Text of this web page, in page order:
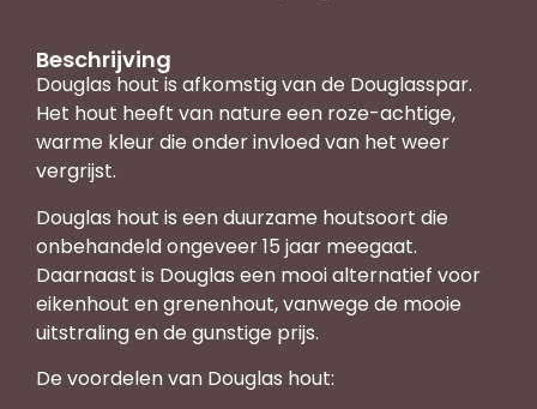
Beschrijving
Douglas hout is afkomstig van de Douglasspar.
Het hout heeft van nature een roze-achtige,
warme kleur die onder invloed van het weer
vergrijst.
Douglas hout is een duurzame houtsoort die
onbehandeld ongeveer 15 jaar meegaat.
Daarnaast is Douglas een mooi alternatief voor
eikenhout en grenenhout, vanwege de mooie
uitstraling en de gunstige prijs.
De voordelen van Douglas hout: